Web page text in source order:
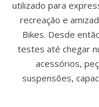
utilizado para
recreação e
Bikes. Desde
testes até chegar
acessórios,
suspensões,